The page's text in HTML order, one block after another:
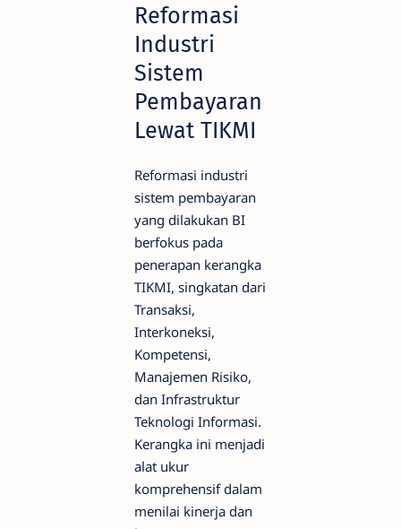
Reformasi
Industri
Sistem
Pembayaran
Lewat TIKMI
Reformasi industri
sistem pembayaran
yang dilakukan BI
berfokus pada
penerapan kerangka
TIKMI, singkatan dari
Transaksi,
Interkoneksi,
Kompetensi,
Manajemen Risiko,
dan Infrastruktur
Teknologi Informasi.
Kerangka ini menjadi
alat ukur
komprehensif dalam
menilai kinerja dan